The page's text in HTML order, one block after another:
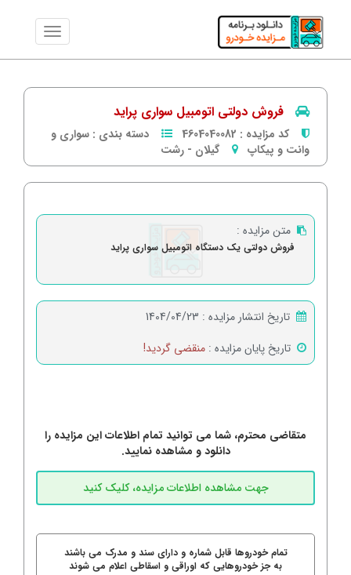
فروش دولتی اتومبیل سواری پراید
کد مزایده : 4604040082 دسته بندی : سواری و
وانت و پیکاپ
گیلان - رشت
متن مزایده :
فروش دولتی یک دستگاه اتومبیل سواری پراید
تاریخ انتشار مزایده : 1404/04/23
تاریخ پایان مزایده : منقضی گردید!
متقاضی محترم، شما می توانید تمام اطلاعات این مزایده را
دانلود و مشاهده نمایید.
تمام خودروها قابل شماره و دارای سند و مدرک می باشند
به جز خودروهایی که اوراقی و اسقاطی اعلام می شوند